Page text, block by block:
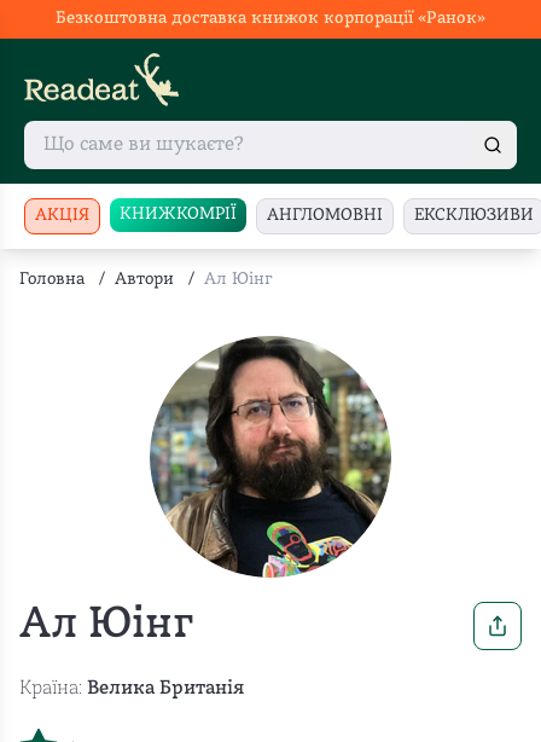
Безкоштовна доставка книжок корпорації «Ранок»
АКЦІЯ КНИЖКОМРІЇ АНГЛОМОВНІ ЕКСКЛЮЗИВИ
Головна / Автори / Ал Юінг
Ал Юінг
Країна: Велика Британія